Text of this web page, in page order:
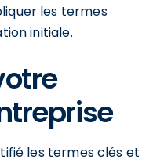
les termes
initiale.
les termes clés et